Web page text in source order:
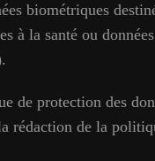
biométriques
à la santé ou
de protection des
rédaction de la